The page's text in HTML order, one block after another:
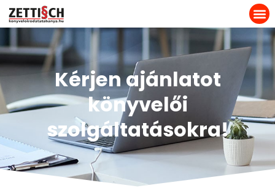
Kérjen ajánlatot
könyvelői
szolgáltatásokra!